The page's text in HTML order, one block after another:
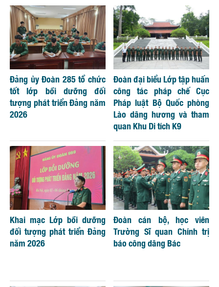
Đảng ủy Đoàn 285 tổ chức
tốt lớp bồi dưỡng đối
tượng phát triển Đảng năm
2026
Đoàn đại biểu Lớp tập huấn
công tác pháp chế Cục
Pháp luật Bộ Quốc phòng
Lào dâng hương và tham
quan Khu Di tích K9
Khai mạc Lớp bồi dưỡng
đối tượng phát triển Đảng
năm 2026
Đoàn cán bộ, học viên
Trường Sĩ quan Chính trị
báo công dâng Bác